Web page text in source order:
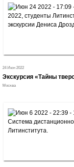
24 Июн 2022
Экскурсия «Тайны
Москва